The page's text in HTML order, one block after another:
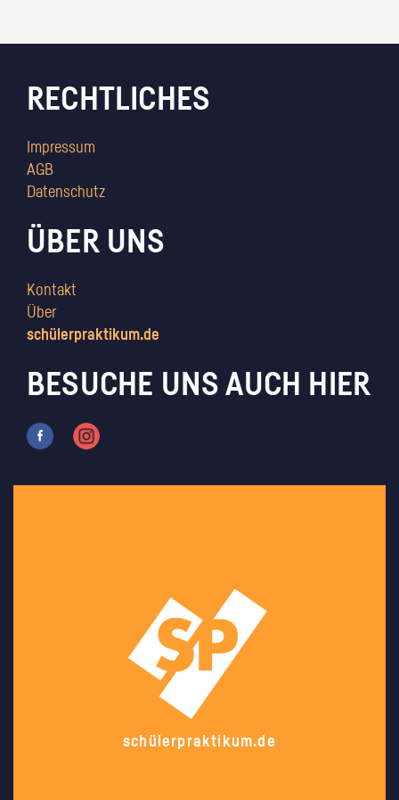
RECHTLICHES
Impressum
AGB
Datenschutz
ÜBER UNS
Kontakt
Über
schülerpraktikum.de
BESUCHE UNS AUCH HIER
schülerpraktikum.de